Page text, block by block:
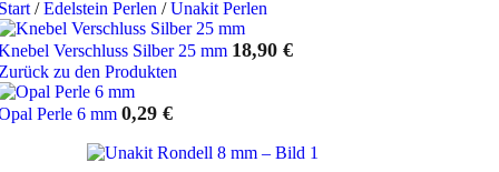
/ Edelstein Perlen / Unakit Perlen
Verschluss Silber 25 mm 18,90 €
zu den Produkten
Perle 6 mm 0,29 €